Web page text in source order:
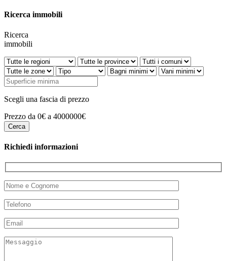
Ricerca immobili
Ricerca
immobili
Scegli una fascia di prezzo
Prezzo da 0€ a 4000000€
Richiedi informazioni